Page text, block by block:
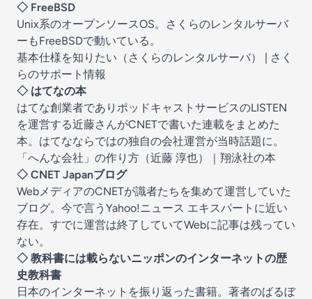
◇ FreeBSD
Unix系のオープンソースOS。さくらのレンタルサーバ
ーもFreeBSDで動いている。
基本仕様を知りたい（さくらのレンタルサーバ） | さく
らのサポート情報
◇ はてなの本
はてな創業者でありポッドキャストサービスのLISTEN
を運営する近藤さんがCNETで書いた連載をまとめた
本。はてなならではの独自の会社運営が当時話題に。
「へんな会社」の作り方（近藤 淳也）｜翔泳社の本
◇ CNET Japanブログ
WebメディアのCNETが識者たちを集めて運営していた
ブログ。今で言うYahoo!ニュース エキスパートに近い
存在。すでに運営は終了していてWebに記事は残ってい
ない。
◇ 教科書には載らないニッポンのインターネットの歴
史教科書
日本のインターネットを振り返った書籍。著者のばるぼ